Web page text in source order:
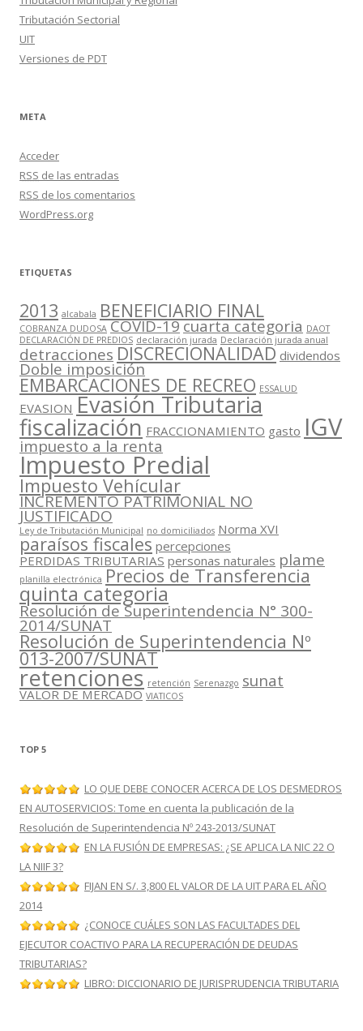
Tributación Sectorial
UIT
Versiones de PDT
META
Acceder
RSS de las entradas
RSS de los comentarios
WordPress.org
ETIQUETAS
2013 alcabala BENEFICIARIO FINAL
COBRANZA DUDOSA COVID-19cuarta categoria DAOT
DECLARACIÓN DE PREDIOS declaración jurada Declaración jurada anual
detracciones DISCRECIONALIDAD dividendos
Doble imposición
EMBARCACIONES DE RECREO ESSALUD
EVASION Evasión Tributaria
fiscalización FRACCIONAMIENTO gasto IGV
impuesto a la renta
Impuesto Predial
Impuesto Vehícular
INCREMENTO PATRIMONIAL NO
JUSTIFICADO
Ley de Tributación Municipal no domiciliados Norma XVI
paraísos fiscales percepciones
PERDIDAS TRIBUTARIAS personas naturales plame
planilla electrónica Precios de Transferencia
quinta categoria
Resolución de Superintendencia N° 300-
2014/SUNAT
Resolución de Superintendencia Nº
013-2007/SUNAT
retenciones retención Serenazgo sunat
VALOR DE MERCADO VIATICOS
TOP 5
LO QUE DEBE CONOCER ACERCA DE LOS DESMEDROS
EN AUTOSERVICIOS: Tome en cuenta la publicación de la
Resolución de Superintendencia Nº 243-2013/SUNAT
EN LA FUSIÓN DE EMPRESAS: ¿SE APLICA LA NIC 22 O
LA NIIF 3?
FIJAN EN S/. 3,800 EL VALOR DE LA UIT PARA EL AÑO
2014
¿CONOCE CUÁLES SON LAS FACULTADES DEL
EJECUTOR COACTIVO PARA LA RECUPERACIÓN DE DEUDAS
TRIBUTARIAS?
LIBRO: DICCIONARIO DE JURISPRUDENCIA TRIBUTARIA